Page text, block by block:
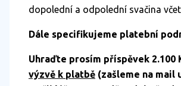
dopolední a odpolední svačina
Dále specifikujeme platební
Uhraďte prosím příspěvek 2.100
výzvě k platbě (zašleme na mail